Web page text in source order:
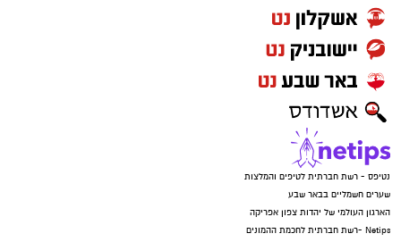
נטיפס - רשת חברתית לטיפים והמלצות
שערים חשמליים בבאר שבע
הארגון העולמי של יהדות צפון אפריקה
Netips -רשת חברתית לחכמת ההמונים